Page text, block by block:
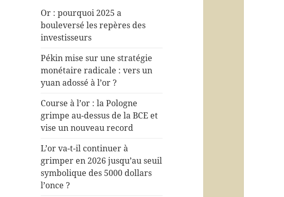
Or : pourquoi 2025 a
bouleversé les repères des
investisseurs
Pékin mise sur une stratégie
monétaire radicale : vers un
yuan adossé à l’or ?
Course à l’or : la Pologne
grimpe au-dessus de la BCE et
vise un nouveau record
L’or va-t-il continuer à
grimper en 2026 jusqu’au seuil
symbolique des 5000 dollars
l’once ?